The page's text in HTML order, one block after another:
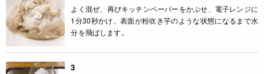
よく混ぜ、再びキッチンペーパーをかぶせ、電子レンジに
1分30秒かけ、表面が粉吹き芋のような状態になるまで水
分を飛ばします。
3